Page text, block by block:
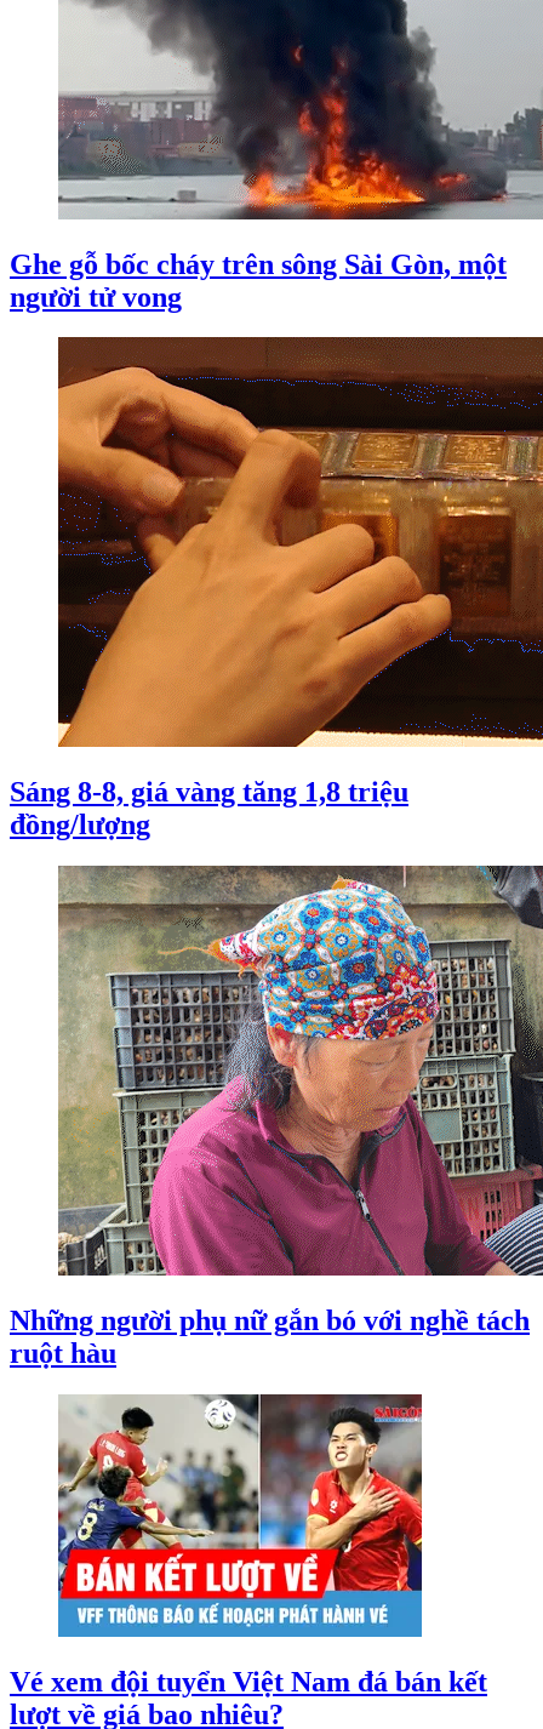
Ghe gỗ bốc cháy trên sông Sài Gòn, một
người tử vong
Sáng 8-8, giá vàng tăng 1,8 triệu
đồng/lượng
Những người phụ nữ gắn bó với nghề tách
ruột hàu
Vé xem đội tuyển Việt Nam đá bán kết
lượt về giá bao nhiêu?